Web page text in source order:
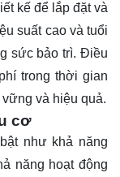
kế để lắp đặt và
suất cao và tuổi
sức bảo trì. Điều
trong thời gian
và hiệu quả.
cơ
như khả năng
năng hoạt động